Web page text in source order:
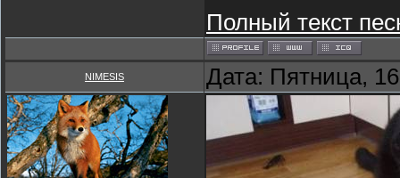
Полный текст
NIMESIS Дата: Пятница,